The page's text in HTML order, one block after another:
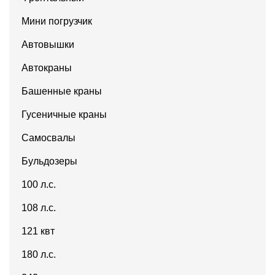
Мини погрузчик
Автовышки
Автокраны
Башенные краны
Гусеничные краны
Самосвалы
Бульдозеры
100 л.с.
108 л.с.
121 квт
180 л.с.